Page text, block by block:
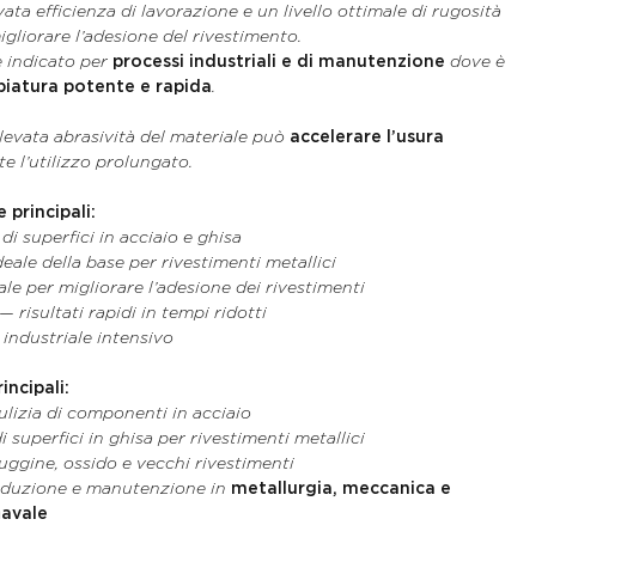
efficienza di lavorazione e un livello ottimale di rugosità
l’adesione del rivestimento.
indicato per processi industriali e di manutenzione dove è
potente e rapida.
abrasività del materiale può accelerare l’usura
l’utilizzo prolungato.
principali:
superfici in acciaio e ghisa
della base per rivestimenti metallici
per migliorare l’adesione dei rivestimenti
risultati rapidi in tempi ridotti
intensivo
di componenti in acciaio
superfici in ghisa per rivestimenti metallici
ossido e vecchi rivestimenti
e manutenzione in metallurgia, meccanica e